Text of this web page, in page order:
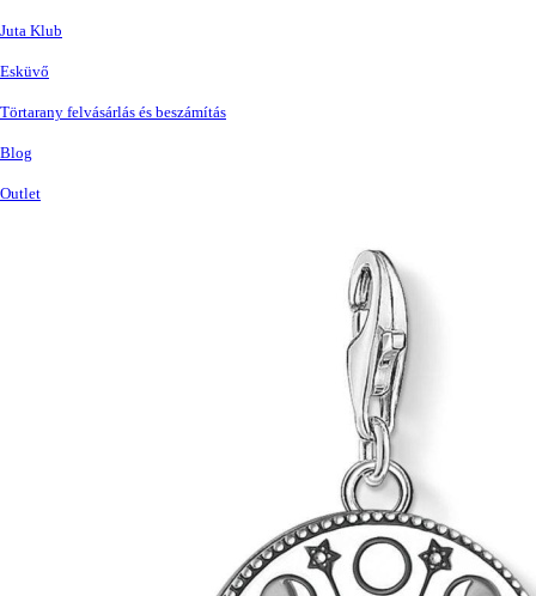
Juta Klub
Esküvő
Törtarany felvásárlás és beszámítás
Blog
Outlet